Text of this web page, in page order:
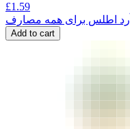
£1.59
آرد اطلس برای همه مصارف
Add to cart